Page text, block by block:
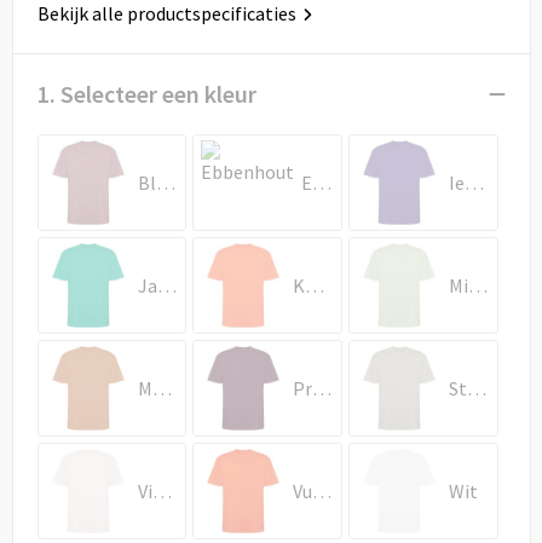
Tablettassen
Toilettassen
Autotassen
Draagtassen
Papieren tassen
Strandtassen
Waterbestendige tassen
Duffeltassen
Bekijk alle productspecificaties
1. Selecteer een kleur
Bleekrood Ebbenhout Iers paars
Jadegroen Koraal Mistgroen
Mocca Pruimrood Stone Grey
Vintage wit Vuur oranje Wit